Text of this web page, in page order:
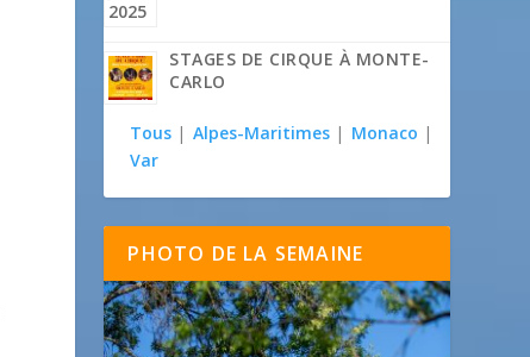
STAGES DE CIRQUE À MONTE-
CARLO
Tous | Alpes-Maritimes | Monaco |
Var
PHOTO DE LA SEMAINE